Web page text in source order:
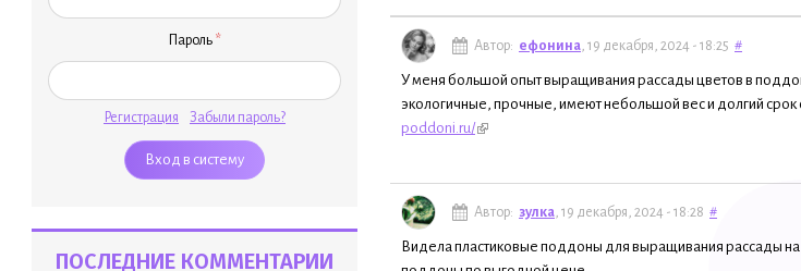
Пароль *
Регистрация Забыли пароль?
ПОСЛЕДНИЕ КОММЕНТАРИИ
Автор: ефонина , 19 декабря, 2024 - 18:25 #
У меня большой опыт выращивания рассады цветов в
экологичные, прочные, имеют небольшой вес и долгий срок
poddoni.ru/
Автор: зулка , 19 декабря, 2024 - 18:28 #
Видела пластиковые поддоны для выращивания рассады на